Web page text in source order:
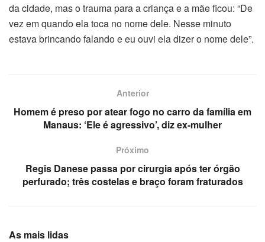
da cidade, mas o trauma para a criança e a mãe ficou: “De
vez em quando ela toca no nome dele. Nesse minuto
estava brincando falando e eu ouvi ela dizer o nome dele”.
Anterior
Homem é preso por atear fogo no carro da família em
Manaus: ‘Ele é agressivo’, diz ex-mulher
Próximo
Regis Danese passa por cirurgia após ter órgão
perfurado; três costelas e braço foram fraturados
As mais lidas